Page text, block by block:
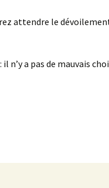
attendre le
n’y a pas de mauvais